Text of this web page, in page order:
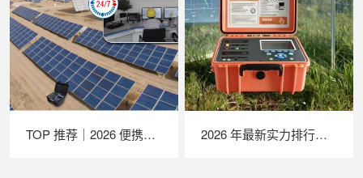
TOP 推荐｜2026 便携式 EL 检测仪厂家推荐，苏州 LAILX LXG30 深度解析 2026 年最新实力排行｜苏州 LAILX LX‑PV32 便携式 IV 测试仪深度测评